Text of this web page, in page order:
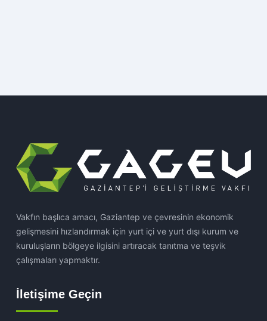
Vakfın başlıca amacı, Gaziantep ve çevresinin ekonomik
gelişmesini hızlandırmak için yurt içi ve yurt dışı kurum ve
kuruluşların bölgeye ilgisini artıracak tanıtma ve teşvik
çalışmaları yapmaktır.
İletişime Geçin